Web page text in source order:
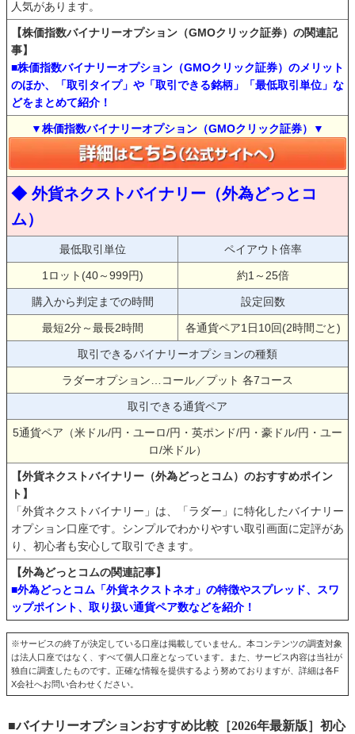
人気があります。
【株価指数バイナリーオプション（GMOクリック証券）の関連記
事】
■株価指数バイナリーオプション（GMOクリック証券）のメリット
のほか、「取引タイプ」や「取引できる銘柄」「最低取引単位」な
どをまとめて紹介！
▼株価指数バイナリーオプション（GMOクリック証券）▼
◆ 外貨ネクストバイナリー（外為どっとコ
ム）
最低取引単位 ペイアウト倍率
1ロット(40～999円) 約1～25倍
購入から判定までの時間 設定回数
最短2分～最長2時間 各通貨ペア1日10回(2時間ごと)
取引できるバイナリーオプションの種類
ラダーオプション…コール／プット 各7コース
取引できる通貨ペア
5通貨ペア（米ドル/円・ユーロ/円・英ポンド/円・豪ドル/円・ユー
ロ/米ドル）
【外貨ネクストバイナリー（外為どっとコム）のおすすめポイン
ト】
「外貨ネクストバイナリー」は、「ラダー」に特化したバイナリー
オプション口座です。シンプルでわかりやすい取引画面に定評があ
り、初心者も安心して取引できます。
【外為どっとコムの関連記事】
■外為どっとコム「外貨ネクストネオ」の特徴やスプレッド、スワ
ップポイント、取り扱い通貨ペア数などを紹介！
※サービスの終了が決定している口座は掲載していません。本コンテンツの調査対象
は法人口座ではなく、すべて個人口座となっています。また、サービス内容は当社が
独自に調査したものです。正確な情報を提供するよう努めておりますが、詳細は各F
X会社へお問い合わせください。
■バイナリーオプションおすすめ比較［2026年最新版］初心